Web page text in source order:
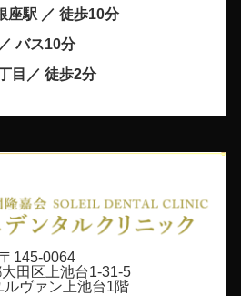
座駅 ／ 徒歩10分
バス10分
目／ 徒歩2分
〒145-0064
田区上池台1-31-5
ルヴァン上池台1階